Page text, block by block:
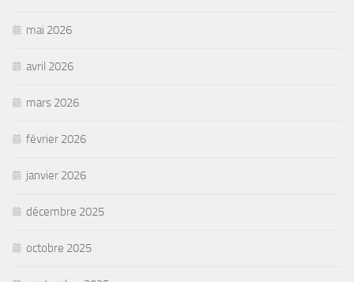
mai 2026
avril 2026
mars 2026
février 2026
janvier 2026
décembre 2025
octobre 2025